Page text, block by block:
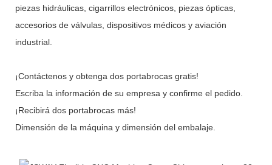
piezas hidráulicas, cigarrillos electrónicos, piezas ópticas,
accesorios de válvulas, dispositivos médicos y aviación
industrial.
¡Contáctenos y obtenga dos portabrocas gratis!
Escriba la información de su empresa y confirme el pedido.
¡Recibirá dos portabrocas más!
Dimensión de la máquina y dimensión del embalaje.